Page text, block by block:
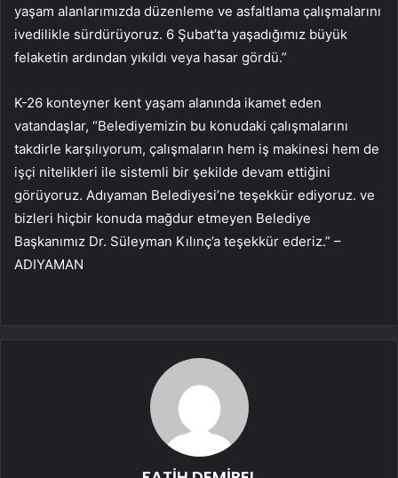
yaşam alanlarımızda düzenleme ve asfaltlama çalışmalarını
ivedilikle sürdürüyoruz. 6 Şubat’ta yaşadığımız büyük
felaketin ardından yıkıldı veya hasar gördü.”
K-26 konteyner kent yaşam alanında ikamet eden
vatandaşlar, “Belediyemizin bu konudaki çalışmalarını
takdirle karşılıyorum, çalışmaların hem iş makinesi hem de
işçi nitelikleri ile sistemli bir şekilde devam ettiğini
görüyoruz. Adıyaman Belediyesi’ne teşekkür ediyoruz. ve
bizleri hiçbir konuda mağdur etmeyen Belediye
Başkanımız Dr. Süleyman Kılınç’a teşekkür ederiz.” –
ADIYAMAN